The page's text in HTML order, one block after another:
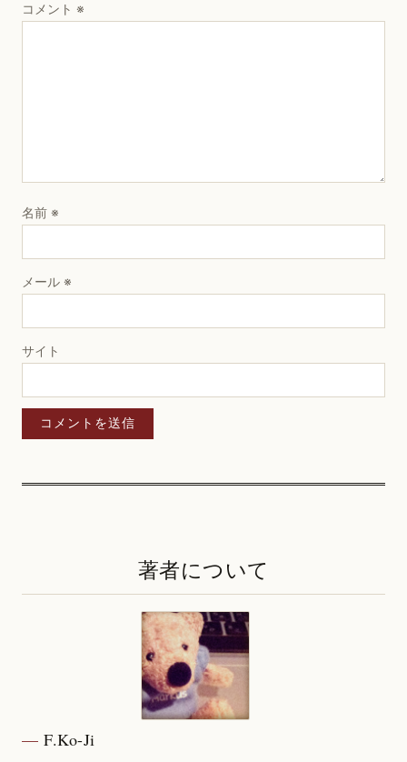
コメント ※
名前 ※
メール ※
サイト
著者について
F.Ko-Ji